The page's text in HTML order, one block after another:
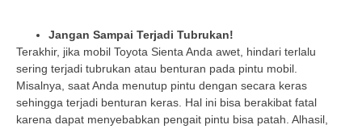
Jangan Sampai Terjadi Tubrukan!
Terakhir, jika mobil Toyota Sienta Anda awet, hindari terlalu
sering terjadi tubrukan atau benturan pada pintu mobil.
Misalnya, saat Anda menutup pintu dengan secara keras
sehingga terjadi benturan keras. Hal ini bisa berakibat fatal
karena dapat menyebabkan pengait pintu bisa patah. Alhasil,